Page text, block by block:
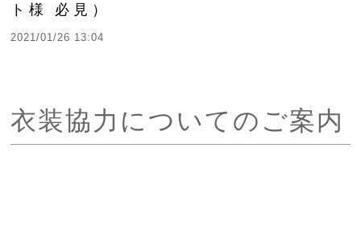
ト様 必見）
2021/01/26 13:04
衣装協力についてのご案内